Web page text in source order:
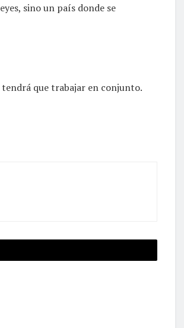
sino un país donde se
tendrá que trabajar en conjunto.